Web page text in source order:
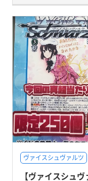
ヴァイスシュヴァルツ
【ヴァイスシュ